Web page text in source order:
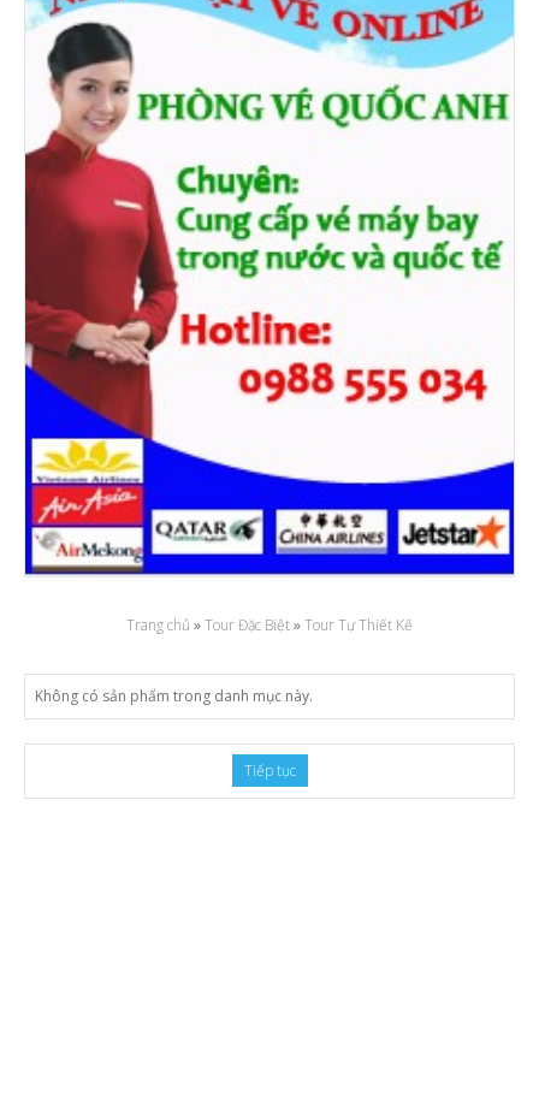
Trang chủ »Tour Đặc Biệt»Tour Tự Thiết Kế
Không có sản phẩm trong danh mục này.
Tiếp tục